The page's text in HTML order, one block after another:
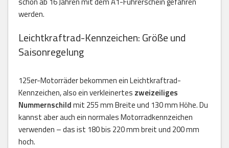
werden.
Leichtkraftrad-Kennzeichen: Größe und
Saisonregelung
125er-Motorräder bekommen ein Leichtkraftrad-
Kennzeichen, also ein verkleinertes zweizeiliges
Nummernschildmit 255 mm Breite und 130 mm Höhe. Du
kannst aber auch ein normales Motorradkennzeichen
verwenden – das ist 180 bis 220 mm breit und 200 mm
hoch.